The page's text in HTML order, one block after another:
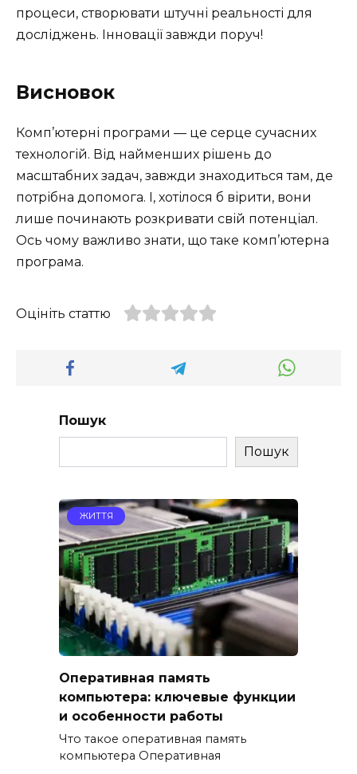
процеси, створювати штучні реальності для
досліджень. Інновації завжди поруч!
Висновок
Комп’ютерні програми — це серце сучасних
технологій. Від найменших рішень до
масштабних задач, завжди знаходиться там, де
потрібна допомога. І, хотілося б вірити, вони
лише починають розкривати свій потенціал.
Ось чому важливо знати, що таке комп’ютерна
програма.
Оцініть статтю
Пошук
Пошук
ЖИТТЯ
Оперативная память
компьютера: ключевые функции
и особенности работы
Что такое оперативная память
компьютера Оперативная